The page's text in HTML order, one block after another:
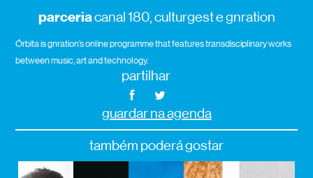
parceriacanal 180, culturgest e gnration
Órbita is gnration’s online programme that features transdisciplinary works
between music, art and technology.
partilhar
guardar na agenda
também poderá gostar